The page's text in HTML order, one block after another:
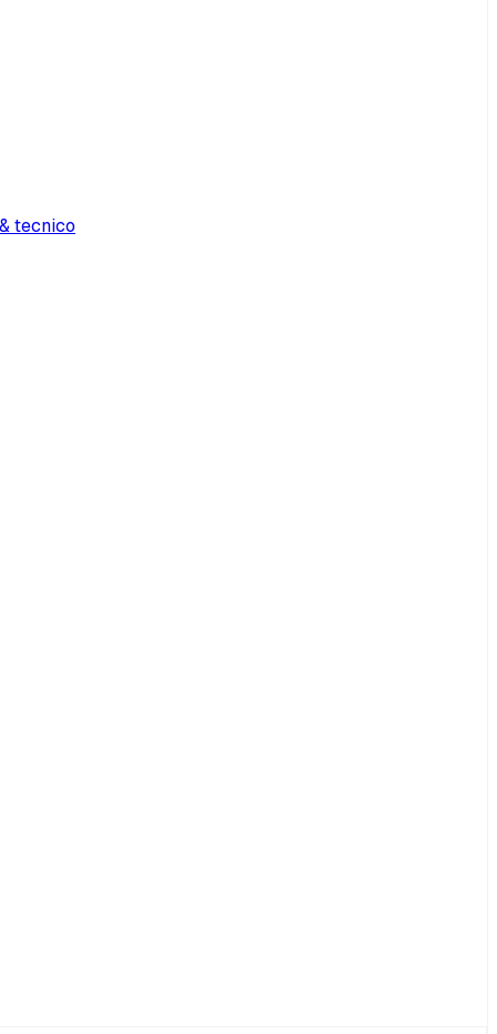
tecnico